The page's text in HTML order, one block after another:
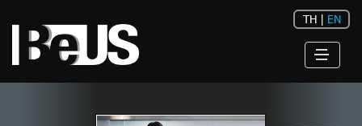
TH| EN